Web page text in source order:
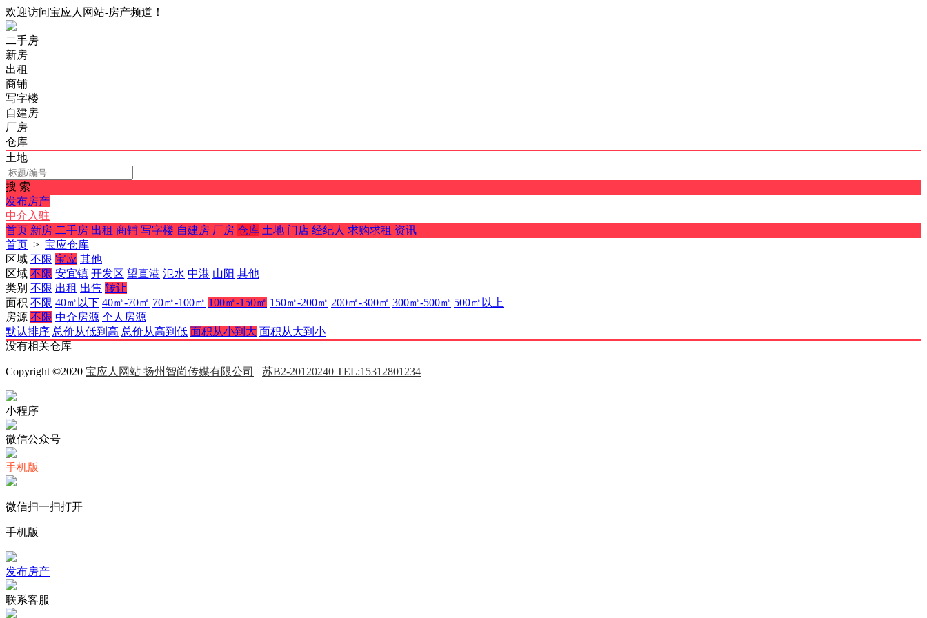
欢迎访问宝应人网站-房产频道！
二手房
新房
出租
商铺
写字楼
自建房
厂房
仓库
土地
搜 索
发布房产
中介入驻
首页 新房 二手房 出租 商铺 写字楼 自建房 厂房 仓库 土地 门店 经纪人 求购求租 资讯
首页 > 宝应仓库
区域 不限 宝应 其他
区域 不限 安宜镇 开发区 望直港 氾水 中港 山阳 其他
类别 不限 出租 出售 转让
面积 不限 40㎡以下 40㎡-70㎡ 70㎡-100㎡ 100㎡-150㎡ 150㎡-200㎡ 200㎡-300㎡ 300㎡-500㎡ 500㎡以上
房源 不限 中介房源 个人房源
默认排序 总价从低到高 总价从高到低 面积从小到大 面积从大到小
没有相关仓库
Copyright ©2020 宝应人网站 扬州智尚传媒有限公司 苏B2-20120240 TEL:15312801234
小程序
微信公众号
手机版
微信扫一扫打开
手机版
发布房产
联系客服